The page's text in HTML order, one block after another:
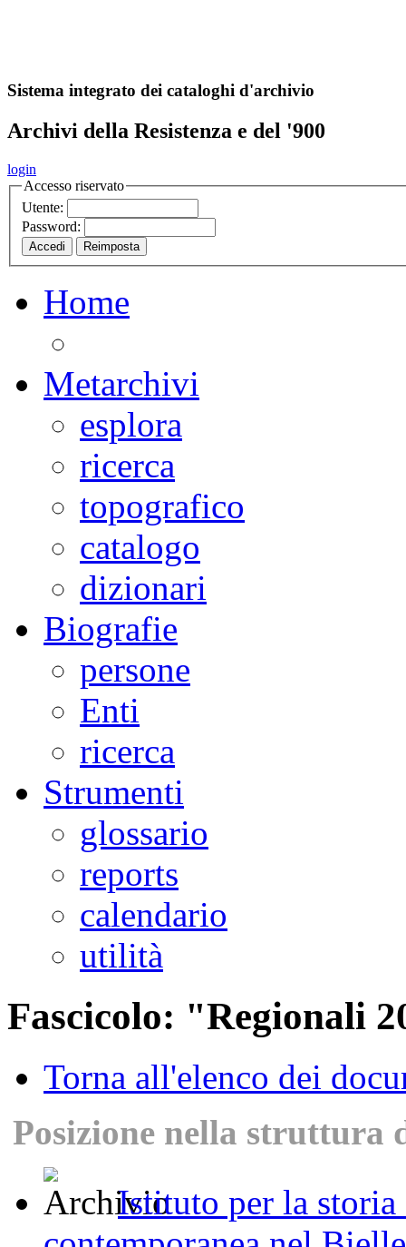
Sistema integrato dei cataloghi d'archivio
Archivi della Resistenza e del '900
login
Accesso riservato
Utente:
Password:
Home
Metarchivi
esplora
ricerca
topografico
catalogo
dizionari
Biografie
persone
Enti
ricerca
Strumenti
glossario
reports
calendario
utilità
Fascicolo: "Regionali
Torna all'elenco dei
Posizione nella struttura
Istituto per la storia